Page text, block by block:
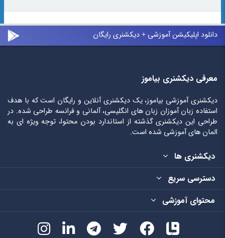
دانلود اپلیکیشن آموزشی + دیکشنری رایگان
معرفی دیکشنری بیاموز
دیکشنری آموزشی بیاموز، یک دیکشنری آنلاین و رایگان است که با هدف
استفاده زبان آموزان زبان های انگلیسی، آلمانی و فرانسه طراحی شده. در
طراحی این دیکشنری گذشته از استاندارد بودن محتوا، توجه ویژه ای به
المان های آموزشی شده است.
دیکشنری ها
دسترسی سریع
محتوای آموزشی